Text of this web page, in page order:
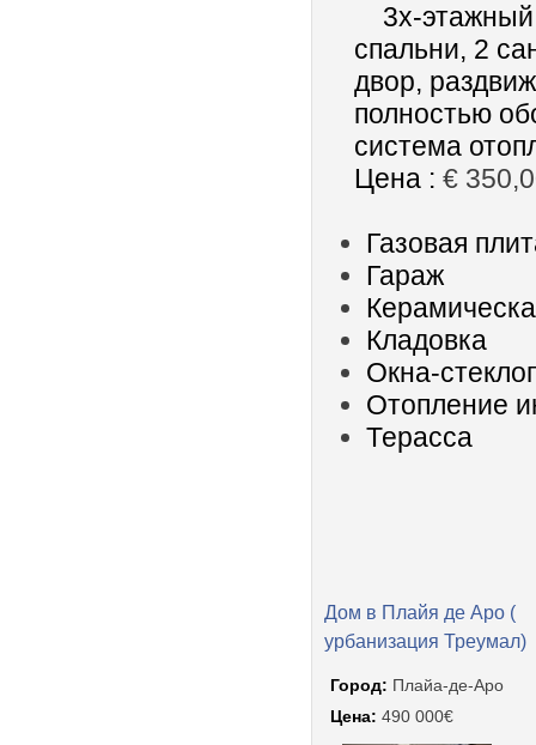
3х-этажный
спальни, 2
двор,
полностью
система
Цена : €
Газовая
Гараж
Кладовка
Окна-
Отопление
Терасса
Дом в Плайя де Аро (
урбанизация Треумал)
Город: Плайа-де-Аро
Цена: 490 000€